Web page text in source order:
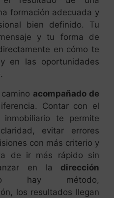
formación adecuada y
bien definido. Tu
y tu forma de
en cómo te
en las oportunidades
acompañado de
Contar con el
te permite
evitar errores
con más criterio y
de ir más rápido sin
en la
dirección
hay método,
los resultados llegan